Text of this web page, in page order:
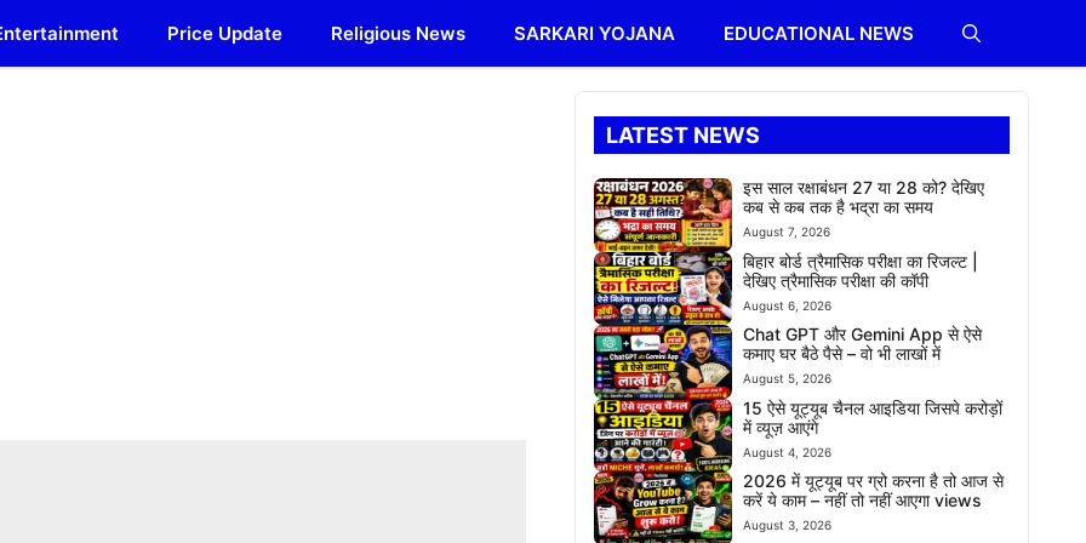
Price Update Religious News SARKARI YOJANA EDUCATIONAL NEWS
LATEST NEWS
इस साल रक्षाबंधन 27 या 28 को? देखिए
कब से कब तक है भद्रा का समय
August 7, 2026
बिहार बोर्ड त्रैमासिक परीक्षा का रिजल्ट |
देखिए त्रैमासिक परीक्षा की कॉपी
August 6, 2026
Chat GPT और Gemini App से ऐसे
कमाए घर बैठे पैसे – वो भी लाखों में
August 5, 2026
15 ऐसे यूट्यूब चैनल आइडिया जिसपे करोड़ों
में व्यूज़ आएंगे
August 4, 2026
2026 में यूट्यूब पर ग्रो करना है तो आज से
करें ये काम – नहीं तो नहीं आएगा views
August 3, 2026